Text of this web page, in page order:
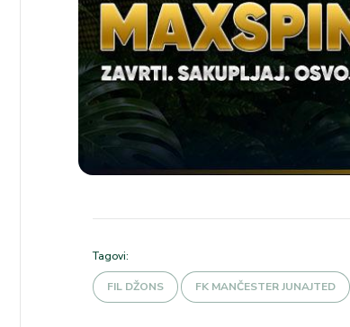
Tagovi:
FIL DŽONS FK MANČESTER JUNAJTED